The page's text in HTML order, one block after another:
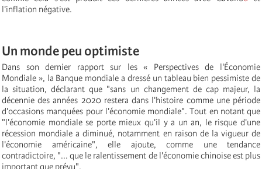
l'inflation négative.
Un monde peu optimiste
Dans son dernier rapport sur les « Perspectives de l'Économie
Mondiale », la Banque mondiale a dressé un tableau bien pessimiste de
la situation, déclarant que "sans un changement de cap majeur, la
décennie des années 2020 restera dans l'histoire comme une période
d'occasions manquées pour l'économie mondiale". Tout en notant que
"l'économie mondiale se porte mieux qu'il y a un an, le risque d'une
récession mondiale a diminué, notamment en raison de la vigueur de
l'économie américaine", elle ajoute, comme une tendance
contradictoire, "... que le ralentissement de l'économie chinoise est plus
important que prévu".